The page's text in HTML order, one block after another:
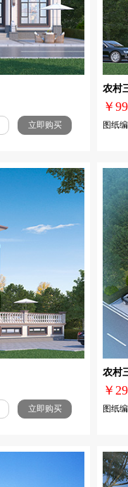
立即购买
农村
￥
图纸编
立即购买
农村
￥
图纸编